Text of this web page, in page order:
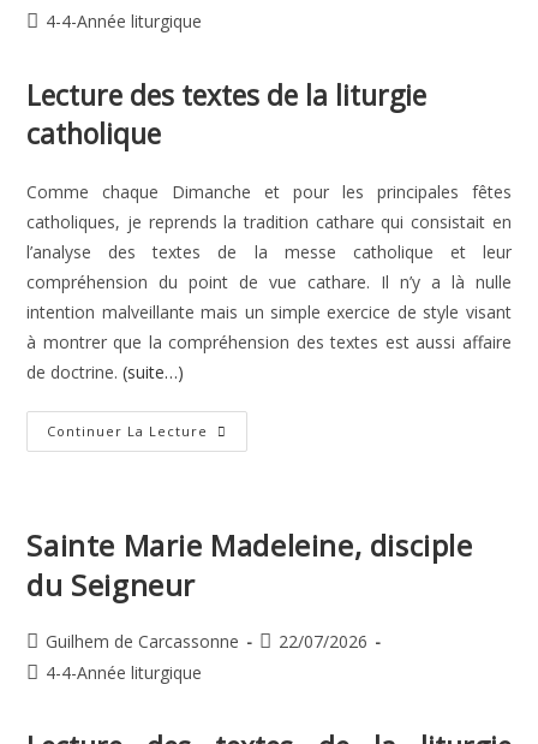
de
Post4-4-Année liturgique
Lecture des textes de la liturgie
catholique
Comme chaque Dimanche et pour les principales fêtes
catholiques, je reprends la tradition cathare qui consistait en
l’analyse des textes de la messe catholique et leur
compréhension du point de vue cathare. Il n’y a là nulle
intention malveillante mais un simple exercice de style visant
à montrer que la compréhension des textes est aussi affaire
de doctrine.(suite…)
Continuer La Lecture Saint
Jacques,
Sainte Marie Madeleine, disciple
du Seigneur
Auteur/autrice
de
Guilhem de Carcassonne
Publication
22/07/2026
Post4-4-Année liturgique